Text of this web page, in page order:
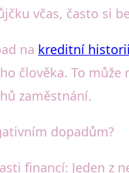
včas, často si
na kreditní historii
člověka. To
zaměstnání.
dopadům?
financí: Jeden z